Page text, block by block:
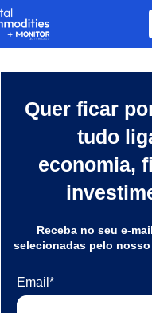
Quer ficar
tudo
economia,
Receba no seu e-
selecionadas pelo
Email*